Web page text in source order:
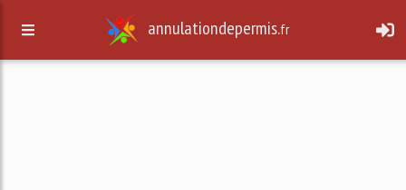
annulationdepermis.fr